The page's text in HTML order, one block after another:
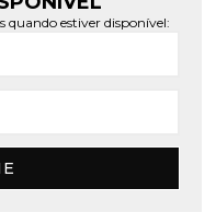
quando estiver disponível: